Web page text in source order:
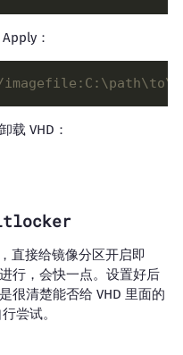
：
载 VHD：
直接给镜像分区开启即
行，会快一点。设置好后
很清楚能否给 VHD 里面的
尝试。